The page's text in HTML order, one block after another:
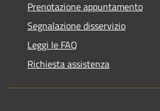
Prenotazione appuntamento
Segnalazione disservizio
Leggi le FAQ
Richiesta assistenza